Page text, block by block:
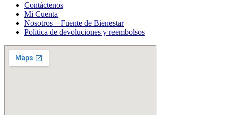
Contáctenos
Mi Cuenta
Nosotros – Fuente de Bienestar
Política de devoluciones y reembolsos